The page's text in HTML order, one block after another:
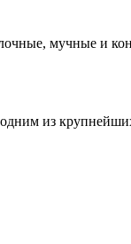
мучные и
из